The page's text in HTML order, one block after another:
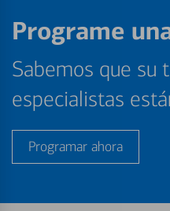
Programe
Sabemos que su
especialistas
Programar ahora